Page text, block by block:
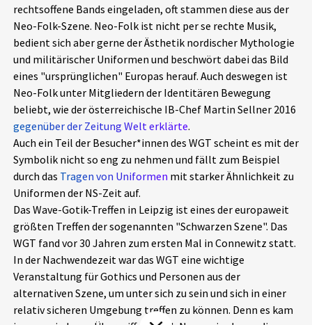
Aktuelles
Alle Beiträge
Veranstaltungen
Pressemitteilungen
Podcasts
Über uns
Projektbeschreibung
Kontakt
Unterstützer_innen
Spenden
chronik.LE in der Presse
rechtsoffene Bands eingeladen, oft stammen diese aus der
Neo-Folk-Szene. Neo-Folk ist nicht per se rechte Musik,
bedient sich aber gerne der Ästhetik nordischer Mythologie
und militärischer Uniformen und beschwört dabei das Bild
eines "ursprünglichen" Europas herauf. Auch deswegen ist
Neo-Folk unter Mitgliedern der Identitären Bewegung
beliebt, wie der österreichische IB-Chef Martin Sellner 2016
gegenüber der Zeitung Welt erklärte.
Auch ein Teil der Besucher*innen des WGT scheint es mit der
Symbolik nicht so eng zu nehmen und fällt zum Beispiel
durch das Tragen von Uniformen mit starker Ähnlichkeit zu
Uniformen der NS-Zeit auf.
Das Wave-Gotik-Treffen in Leipzig ist eines der europaweit
größten Treffen der sogenannten "Schwarzen Szene". Das
WGT fand vor 30 Jahren zum ersten Mal in Connewitz statt.
In der Nachwendezeit war das WGT eine wichtige
Veranstaltung für Gothics und Personen aus der
alternativen Szene, um unter sich zu sein und sich in einer
relativ sicheren Umgebung treffen zu können. Denn es kam